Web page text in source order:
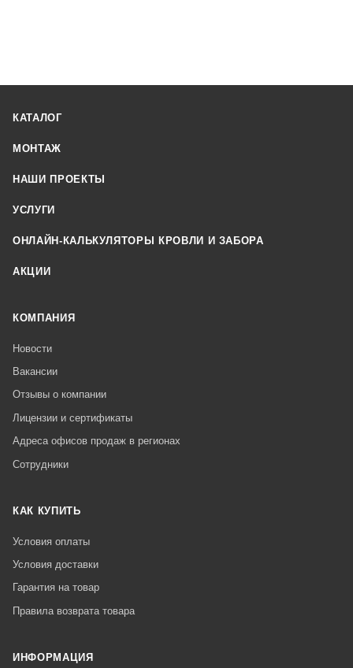
КАТАЛОГ
МОНТАЖ
НАШИ ПРОЕКТЫ
УСЛУГИ
ОНЛАЙН-КАЛЬКУЛЯТОРЫ КРОВЛИ И ЗАБОРА
АКЦИИ
КОМПАНИЯ
Новости
Вакансии
Отзывы о компании
Лицензии и сертификаты
Адреса офисов продаж в регионах
Сотрудники
КАК КУПИТЬ
Условия оплаты
Условия доставки
Гарантия на товар
Правила возврата товара
ИНФОРМАЦИЯ